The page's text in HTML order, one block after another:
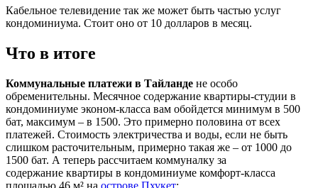
Кабельное телевидение так же может быть частью услуг
кондоминиума. Стоит оно от 10 долларов в месяц.
Что в итоге
Коммунальные платежи в Тайланде не особо
обременительны. Месячное содержание квартиры-студии в
кондоминиуме эконом-класса вам обойдется минимум в 500
бат, максимум – в 1500. Это примерно половина от всех
платежей. Стоимость электричества и воды, если не быть
слишком расточительным, примерно такая же – от 1000 до
1500 бат. А теперь рассчитаем коммуналку за
содержание квартиры в кондоминиуме комфорт-класса
площадью 46 м² на острове Пхукет: